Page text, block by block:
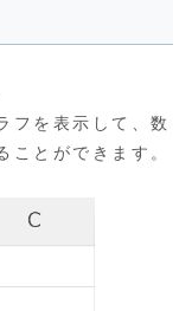
フを表示して、数
ことができます。